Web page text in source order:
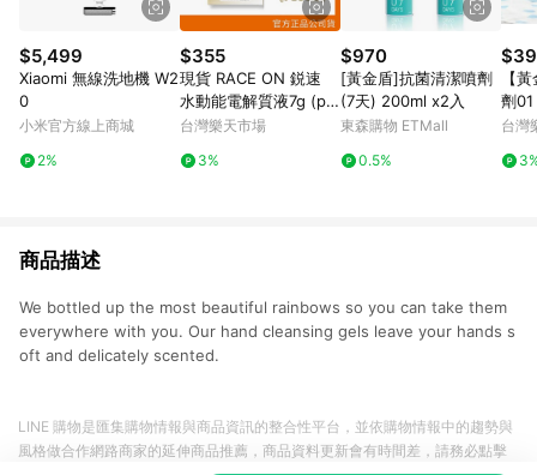
$5,499
Xiaomi 無線洗地機 W2
0
小米官方線上商城
2%
$355
現貨 RACE ON 鋭速
水動能電解質液7g (plu
s 鋅) 12包/盒 澄石藥局
台灣樂天市場
3%
$970
[黃金盾]抗菌清潔噴劑
(7天) 200ml x2入
東森購物 ETMall
0.5%
【
劑
ml
台灣
商品描述
We bottled up the most beautiful rainbows so you can take them
everywhere with you. Our hand cleansing gels leave your hands s
oft and delicately scented.
LINE 購物是匯集購物情報與商品資訊的整合性平台，並依購物情報中的趨勢與
風格做合作網路商家的延伸商品推薦，商品資料更新會有時間差，請務必點擊